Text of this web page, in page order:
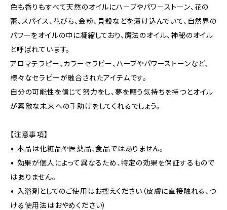
色も香りもすべて天然のオイルにハーブやパワーストーン、花の
蕾、スパイス、花びら、金粉、貝殻などを漬け込んでいて、自然界の
パワーをオイルの中に凝縮しており、魔法のオイル、神秘のオイル
と呼ばれています。
アロマテラピー、カラーセラピー、ハーブやパワーストーンなど、
様々なセラピーが融合されたアイテムです。
自分の可能性を信じて努力をし、夢を願う気持ちを持つとオイル
が素敵な未来への手助けをしてくれるでしょう。
【注意事項】
• 本品は化粧品や医薬品、食品ではありません。
• 効果が個人によって異なるため、特定の効果を保証するもので
はありません。
• 入浴剤としてのご使用はお控えください（皮膚に直接触れる、つ
ける使用法はおやめください）